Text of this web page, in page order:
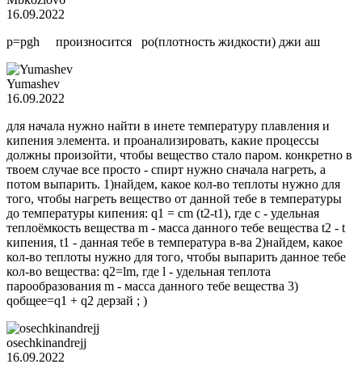
16.09.2022
р=pgh произносится ро(плотность жидкости) джи аш
Yumashev
16.09.2022
для начала нужно найти в инете температуру плавления и
кипения элемента. и проанализировать, какие процессы
должны произойти, чтобы вещество стало паром. конкретно в
твоем случае все просто - спирт нужно сначала нагреть, а
потом выпарить. 1)найдем, какое кол-во теплоты нужно для
того, чтобы нагреть вещество от данной тебе в температуры
до температуры кипения: q1 = cm (t2-t1), где с - удельная
теплоёмкость вещества m - масса данного тебе вещества t2 - t
кипения, t1 - данная тебе в температура в-ва 2)найдем, какое
кол-во теплоты нужно для того, чтобы выпарить данное тебе
кол-во вещества: q2=lm, где l - удельная теплота
парообразования m - масса данного тебе вещества 3)
qобщее=q1 + q2 дерзай ; )
osechkinandrejj
16.09.2022